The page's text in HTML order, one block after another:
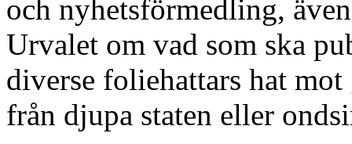
och nyhetsförmedling,
Urvalet om vad som ska
diverse foliehattars hat
från djupa staten eller